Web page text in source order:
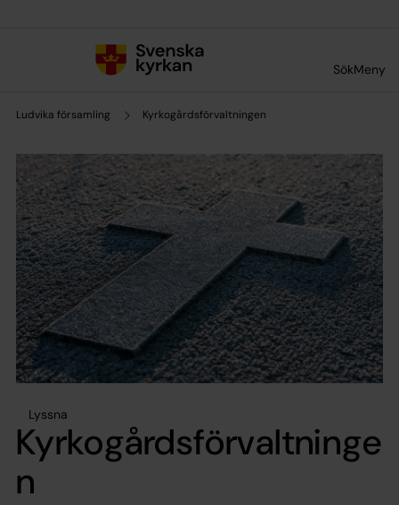
SökMeny
Ludvika församling Kyrkogårdsförvaltningen
Lyssna
Kyrkogårdsförvaltninge
n